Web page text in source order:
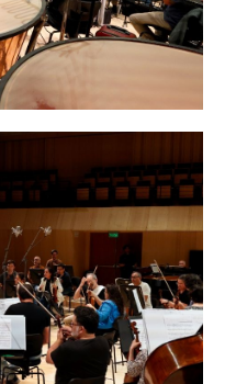
de los nuevos arreglos